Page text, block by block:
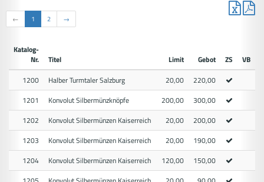
← 1 2 →
Katalog-
Nr.
Titel Limit Gebot ZS
VB
1200
Halber Turmtaler Salzburg 20,00
220,00
1201
Konvolut Silbermünzknöpfe 200,00
300,00
1202
Konvolut Silbermünzen Kaiserreich 20,00
200,00
1203
Konvolut Silbermünzen Kaiserreich 20,00
190,00
1204
Konvolut Silbermünzen Kaiserreich 120,00
150,00